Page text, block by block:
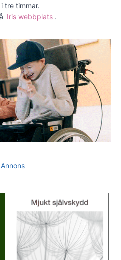
tre timmar.
Iris webbplats .